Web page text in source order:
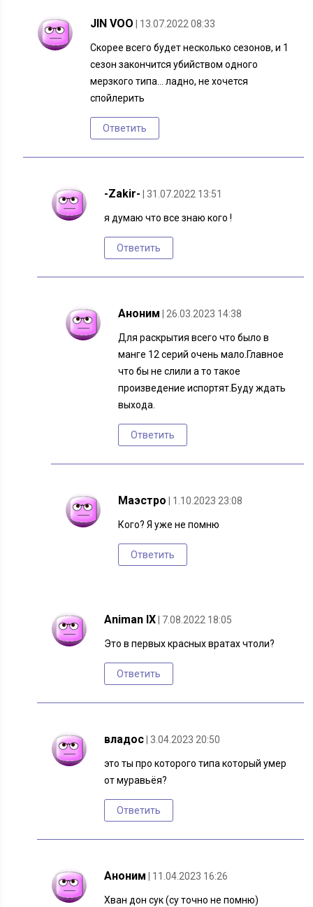
JIN VOO | 13.07.2022 08:33
Скорее всего будет несколько сезонов, и 1
сезон закончится убийством одного
мерзкого типа… ладно, не хочется
спойлерить
Ответить
-Zakir- | 31.07.2022 13:51
я думаю что все знаю кого !
Ответить
Аноним | 26.03.2023 14:38
Для раскрытия всего что было в
манге 12 серий очень мало.Главное
что бы не слили а то такое
произведение испортят.Буду ждать
выхода.
Ответить
Маэстро | 1.10.2023 23:08
Кого? Я уже не помню
Ответить
Animan IX | 7.08.2022 18:05
Это в первых красных вратах чтоли?
Ответить
владос | 3.04.2023 20:50
это ты про которого типа который умер
от муравьёя?
Ответить
Аноним | 11.04.2023 16:26
Хван дон сук (су точно не помню)